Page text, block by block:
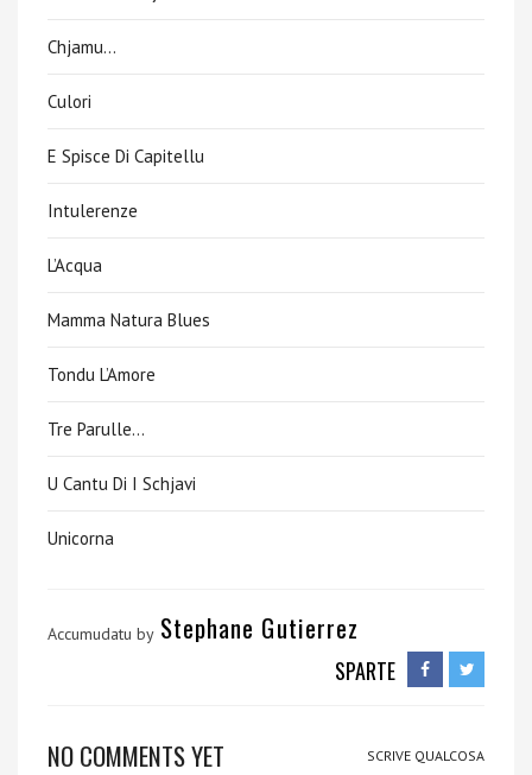
Chjamu…
Culori
E Spisce Di Capitellu
Intulerenze
L’Acqua
Mamma Natura Blues
Tondu L’Amore
Tre Parulle…
U Cantu Di I Schjavi
Unicorna
Accumudatu by Stephane Gutierrez
SPARTE
NO COMMENTS YET SCRIVE QUALCOSA